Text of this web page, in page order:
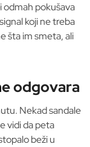
odmah pokušava
koji ne treba
šta im smeta, ali
odgovara
Nekad sandale
vidi da peta
beži u